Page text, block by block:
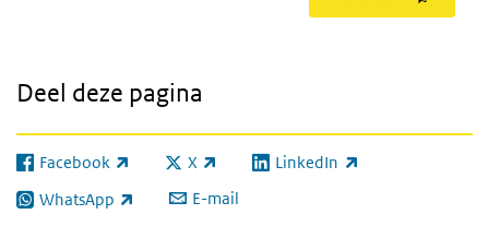
Deel deze pagina
Facebook
(externe link) X
(externe link) LinkedIn
(externe link)
WhatsApp
(externe link) E-mail